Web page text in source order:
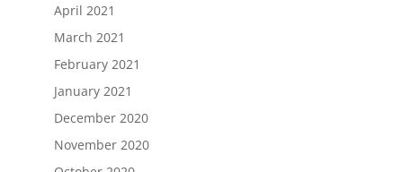
April 2021
March 2021
February 2021
January 2021
December 2020
November 2020